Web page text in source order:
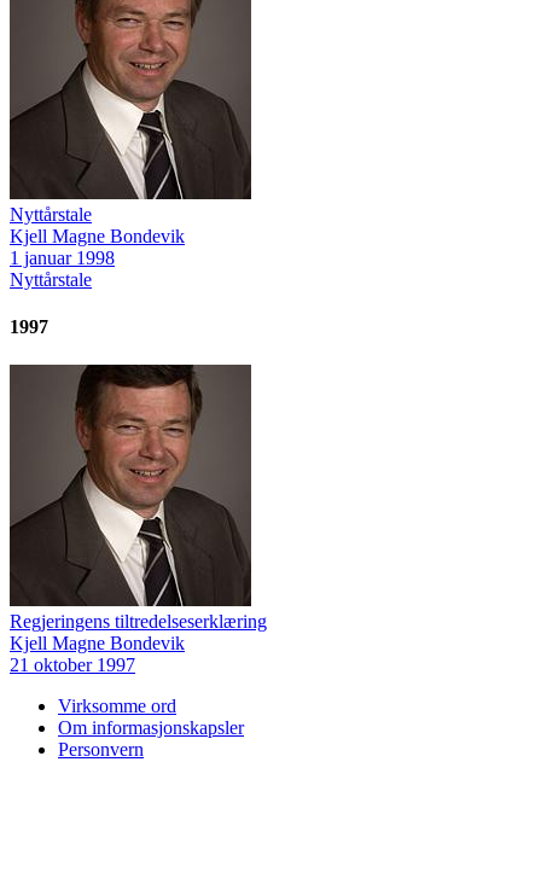
Nyttårstale
Kjell Magne Bondevik
1 januar 1998
Nyttårstale
1997
Regjeringens tiltredelseserklæring
Kjell Magne Bondevik
21 oktober 1997
Virksomme ord
Om informasjonskapsler
Personvern